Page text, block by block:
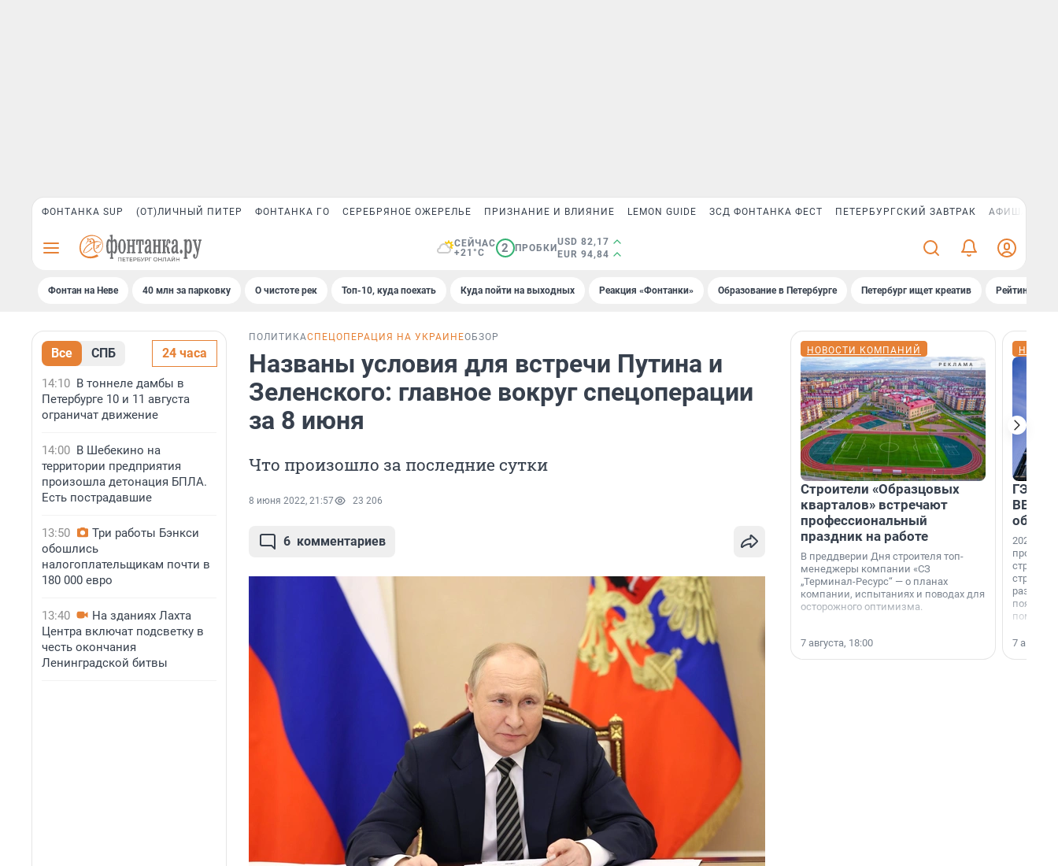
ФОНТАНКА SUP (ОТ)ЛИЧНЫЙ ПИТЕР ФОНТАНКА ГО СЕРЕБРЯНОЕ ОЖЕРЕЛЬЕ ПРИЗНАНИЕ И ВЛИЯНИЕ LEMON GUIDE ЗСД ФОНТАНКА ФЕСТ ПЕТЕРБУРГСКИЙ ЗАВТРАК АФИША PLUS
СЕЙЧАС
+21°C
2 ПРОБКИ
USD 82,17
EUR 94,84
Фонтан на Неве 40 млн за парковку О чистоте рек Топ-10, куда поехать Куда пойти на выходных Реакция «Фонтанки» Образование в Петербурге Петербург ищет креатив Рейтинги
Все СПБ 24 часа
14:10 В тоннеле дамбы в
Петербурге 10 и 11 августа
ограничат движение
14:00 В Шебекино на
территории предприятия
произошла детонация БПЛА.
Есть пострадавшие
13:50
Три работы Бэнкси
обошлись
налогоплательщикам почти в
180 000 евро
13:40
На зданиях Лахта
Центра включат подсветку в
честь окончания
Ленинградской битвы
ПОЛИТИКАСПЕЦОПЕРАЦИЯ НА УКРАИНЕОБЗОР
Названы условия для встречи Путина и
Зеленского: главное вокруг спецоперации
за 8 июня
Что произошло за последние сутки
8 июня 2022, 21:57 23 206
6 комментариев
НОВОСТИ КОМПАНИЙ
Строители «Образцовых
кварталов» встречают
профессиональный
праздник на работе
В преддверии Дня строителя топ-
менеджеры компании «СЗ
„Терминал-Ресурс“ — о планах
компании, испытаниях и поводах для
осторожного оптимизма.
7 августа, 18:00
ГЭС,
ВВП: в
об
2026-й —
раз. В
7